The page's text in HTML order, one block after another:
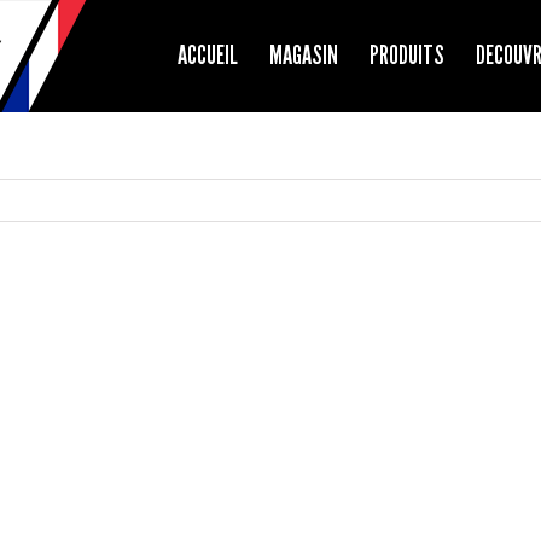
ACCUEIL MAGASIN PRODUITS